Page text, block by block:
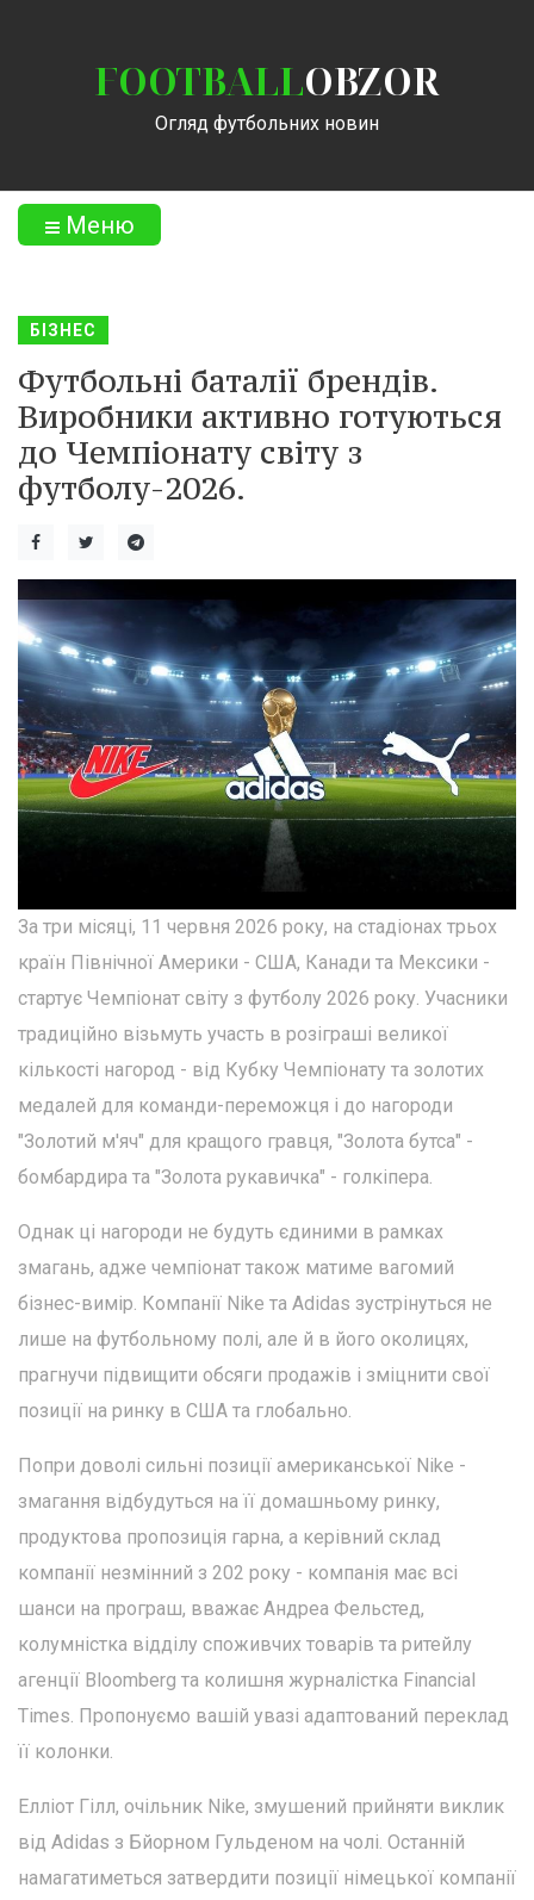
FOOTBALLOBZOR
Огляд футбольних новин
Меню
БІЗНЕС
Футбольні баталії брендів.
Виробники активно готуються
до Чемпіонату світу з
футболу-2026.
За три місяці, 11 червня 2026 року, на стадіонах трьох
країн Північної Америки - США, Канади та Мексики -
стартує Чемпіонат світу з футболу 2026 року. Учасники
традиційно візьмуть участь в розіграші великої
кількості нагород - від Кубку Чемпіонату та золотих
медалей для команди-переможця і до нагороди
"Золотий м'яч" для кращого гравця, "Золота бутса" -
бомбардира та "Золота рукавичка" - голкіпера.
Однак ці нагороди не будуть єдиними в рамках
змагань, адже чемпіонат також матиме вагомий
бізнес-вимір. Компанії Nike та Adidas зустрінуться не
лише на футбольному полі, але й в його околицях,
прагнучи підвищити обсяги продажів і зміцнити свої
позиції на ринку в США та глобально.
Попри доволі сильні позиції американської Nike -
змагання відбудуться на її домашньому ринку,
продуктова пропозиція гарна, а керівний склад
компанії незмінний з 202 року - компанія має всі
шанси на програш, вважає Андреа Фельстед,
колумністка відділу споживчих товарів та ритейлу
агенції Bloomberg та колишня журналістка Financial
Times. Пропонуємо вашій увазі адаптований переклад
її колонки.
Елліот Гілл, очільник Nike, змушений прийняти виклик
від Adidas з Бйорном Гульденом на чолі. Останній
намагатиметься затвердити позиції німецької компанії